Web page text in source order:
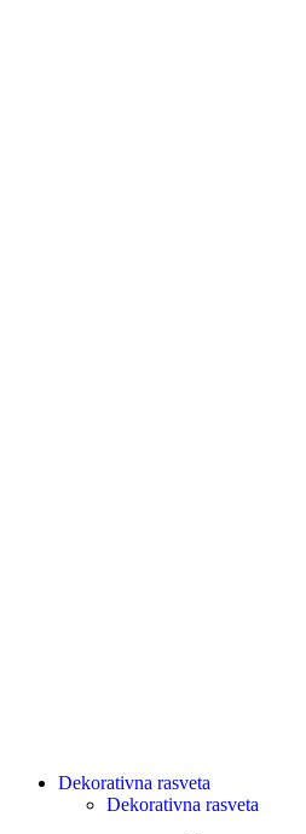
Dekorativna rasveta
Dekorativna rasveta